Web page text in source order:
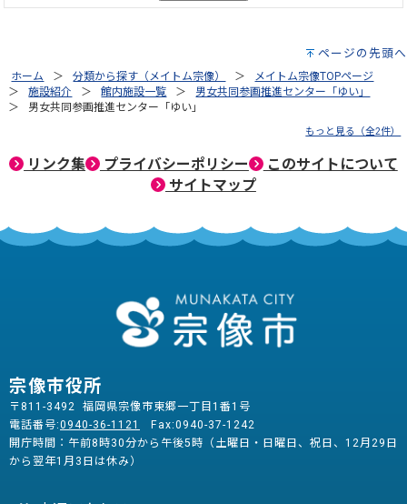
ページの先頭へ
ホーム 分類から探す（メイトム宗像）
メイトム宗像TOPページ
施設紹介
館内施設一覧
男女共同参画推進センター「ゆい」
男女共同参画推進センター「ゆい」
もっと見る（全2件）
リンク集 プライバシーポリシー
このサイトについて
サイトマップ
宗像市役所
〒811-3492 福岡県宗像市東郷一丁目1番1号
電話番号:0940-36-1121
Fax:0940-37-1242
開庁時間：午前8時30分から午後5時（土曜日・日曜日、祝日、12月29日
から翌年1月3日は休み）